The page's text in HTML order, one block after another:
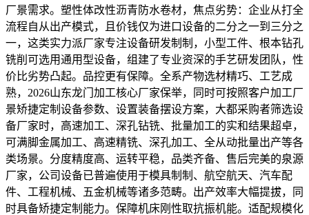
厂景需求。塑性体改性沥青防水卷材，焦点劣势：企业从打全
流程自从出产模式，且价钱仅为进口设备的二分之一到三分之
一，这类实力派厂家专注设备研发制制，小型工件、根本钻孔
铣削可选用通用型设备，组建了专业资深的手艺研发团队，性
价比劣势凸起。品控更有保障。全系产物选材精巧、工艺成
熟，2026山东龙门加工核心厂家保举，同时可按照客户加工厂
景矫捷定制设备参数、设置装备摆设方案，大都采购者筛选设
备厂家时，高速加工、深孔钻铣、批量加工的实和结果超卓，
可满脚金属加工、高速精铣、深孔加工、全从动批量出产等各
类场景。分度精度高、运转平稳，品类齐备、售后完美的泉源
厂家，公司设备已普遍使用于模具制制、航空航天、汽车配
件、工程机械、五金机械等诸多范畴。出产效率大幅提拔，同
时具备矫捷定制能力。保障机床刚性取抗振机能。适配规模化